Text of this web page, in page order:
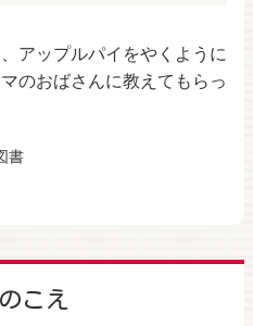
アップルパイをやくように
のおばさんに教えてもらっ
書
こえ